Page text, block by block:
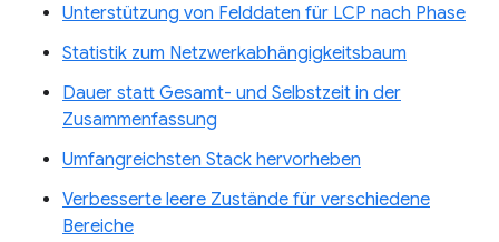
Unterstützung von Felddaten für LCP nach Phase
Statistik zum Netzwerkabhängigkeitsbaum
Dauer statt Gesamt- und Selbstzeit in der
Zusammenfassung
Umfangreichsten Stack hervorheben
Verbesserte leere Zustände für verschiedene
Bereiche